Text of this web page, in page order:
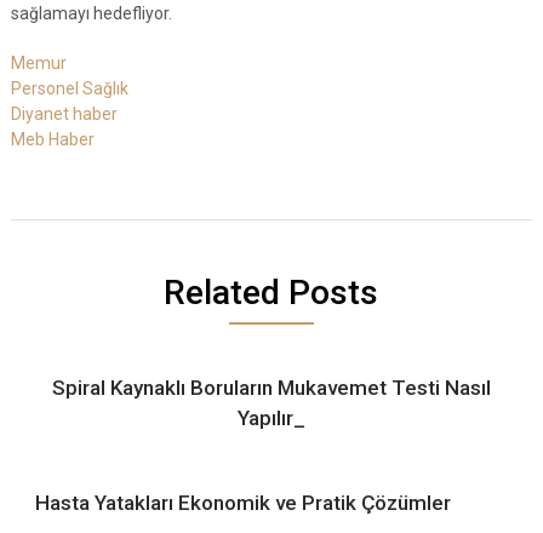
sağlamayı hedefliyor.
Memur
Personel Sağlık
Diyanet haber
Meb Haber
Related Posts
Spiral Kaynaklı Boruların Mukavemet Testi Nasıl
Yapılır_
Hasta Yatakları Ekonomik ve Pratik Çözümler